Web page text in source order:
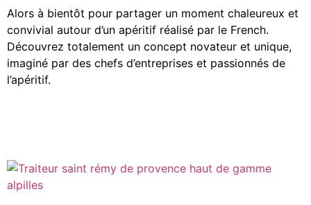
Alors à bientôt pour partager un moment chaleureux et
convivial autour d’un apéritif réalisé par le French.
Découvrez totalement un concept novateur et unique,
imaginé par des chefs d’entreprises et passionnés de
l’apéritif.